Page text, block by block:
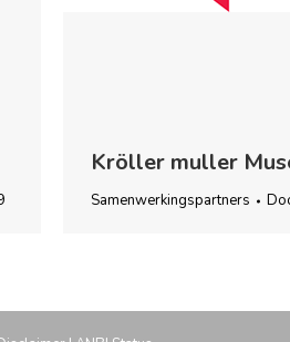
Kröller muller
Samenwerkingspartners